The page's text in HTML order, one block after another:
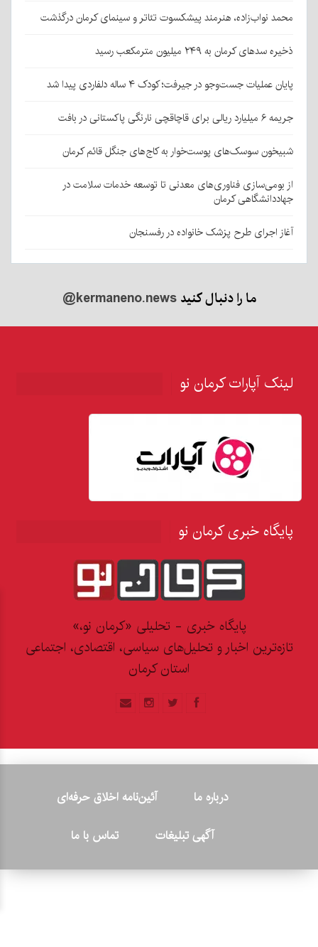
محمد نواب‌زاده، هنرمند پیشکسوت تئاتر و سینمای کرمان درگذشت
ذخیره سدهای کرمان به ۲۴۹ میلیون مترمکعب رسید
پایان عملیات جست‌وجو در جیرفت؛ کودک ۴ ساله دلفاردی پیدا شد
جریمه ۶ میلیارد ریالی برای قاچاقچی نارنگی پاکستانی در بافت
شبیخون سوسک‌های پوست‌خوار به کاج‌های جنگل قائم کرمان
از بومی‌سازی فناوری‌های معدنی تا توسعه خدمات سلامت در
جهاددانشگاهی کرمان
آغاز اجرای طرح پزشک خانواده در رفسنجان
ما را دنبال کنید@kermaneno.news
لینک آپارات کرمان نو
پایگاه خبری کرمان نو
پایگاه خبری - تحلیلی «کرمان نو،»
تازه‌ترین اخبار و تحلیل‌های سیاسی، اقتصادی، اجتماعی
استان کرمان
درباره ما
آئین‌نامه اخلاق حرفه‌ای
آگهی تبلیغات
تماس با ما